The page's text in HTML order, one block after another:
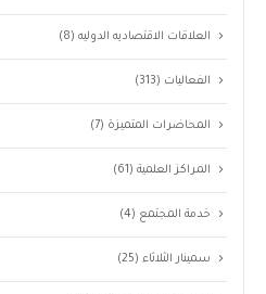
العلاقات الاقتصاديه الدوليه(8)
الفعاليات (313)
المحاضرات المتميزة (7)
المراكز العلمية(61)
خدمة المجتمع (4)
سمينار الثلاثاء(25)